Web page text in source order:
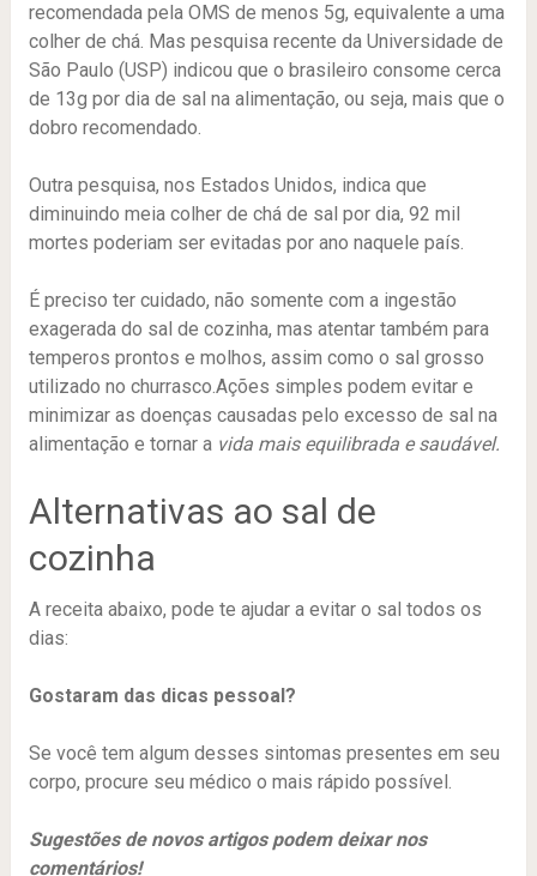
recomendada pela OMS de menos 5g, equivalente a uma
colher de chá. Mas pesquisa recente da Universidade de
São Paulo (USP) indicou que o brasileiro consome cerca
de 13g por dia de sal na alimentação, ou seja, mais que o
dobro recomendado.
Outra pesquisa, nos Estados Unidos, indica que
diminuindo meia colher de chá de sal por dia, 92 mil
mortes poderiam ser evitadas por ano naquele país.
É preciso ter cuidado, não somente com a ingestão
exagerada do sal de cozinha, mas atentar também para
temperos prontos e molhos, assim como o sal grosso
utilizado no churrasco.Ações simples podem evitar e
minimizar as doenças causadas pelo excesso de sal na
alimentação e tornar a vida mais equilibrada e saudável.
Alternativas ao sal de
cozinha
A receita abaixo, pode te ajudar a evitar o sal todos os
dias:
Gostaram das dicas pessoal?
Se você tem algum desses sintomas presentes em seu
corpo, procure seu médico o mais rápido possível.
Sugestões de novos artigos podem deixar nos
comentários!